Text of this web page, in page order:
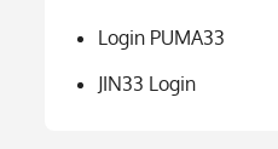
Login PUMA33
JIN33 Login